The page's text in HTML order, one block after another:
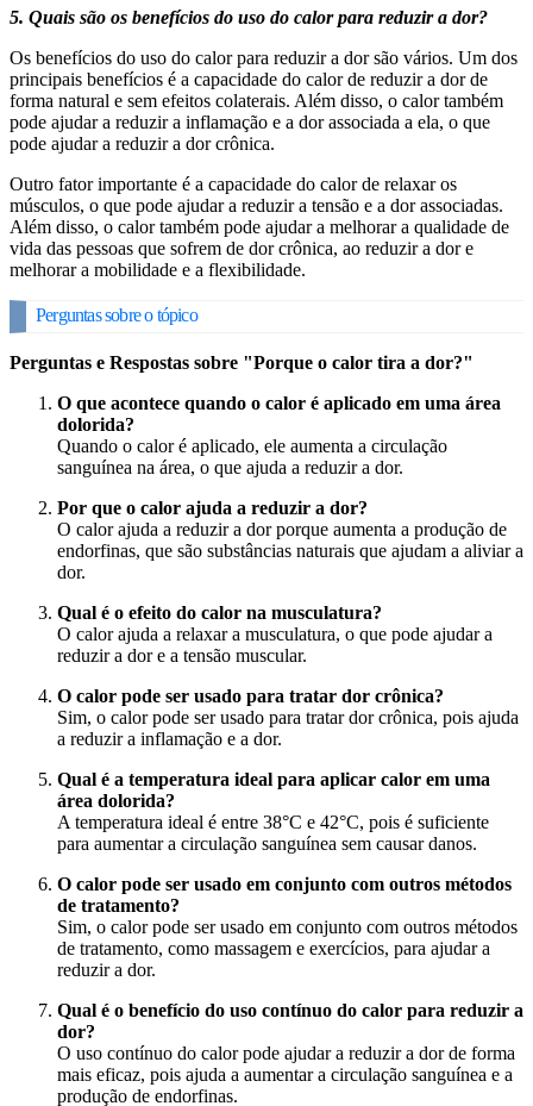
5. Quais são os benefícios do uso do calor para reduzir a dor?
Os benefícios do uso do calor para reduzir a dor são vários. Um dos
principais benefícios é a capacidade do calor de reduzir a dor de
forma natural e sem efeitos colaterais. Além disso, o calor também
pode ajudar a reduzir a inflamação e a dor associada a ela, o que
pode ajudar a reduzir a dor crônica.
Outro fator importante é a capacidade do calor de relaxar os
músculos, o que pode ajudar a reduzir a tensão e a dor associadas.
Além disso, o calor também pode ajudar a melhorar a qualidade de
vida das pessoas que sofrem de dor crônica, ao reduzir a dor e
melhorar a mobilidade e a flexibilidade.
Perguntas sobre o tópico
Perguntas e Respostas sobre "Porque o calor tira a dor?"
O que acontece quando o calor é aplicado em uma área
dolorida?
Quando o calor é aplicado, ele aumenta a circulação
sanguínea na área, o que ajuda a reduzir a dor.
Por que o calor ajuda a reduzir a dor?
O calor ajuda a reduzir a dor porque aumenta a produção de
endorfinas, que são substâncias naturais que ajudam a aliviar a
dor.
Qual é o efeito do calor na musculatura?
O calor ajuda a relaxar a musculatura, o que pode ajudar a
reduzir a dor e a tensão muscular.
O calor pode ser usado para tratar dor crônica?
Sim, o calor pode ser usado para tratar dor crônica, pois ajuda
a reduzir a inflamação e a dor.
Qual é a temperatura ideal para aplicar calor em uma
área dolorida?
A temperatura ideal é entre 38°C e 42°C, pois é suficiente
para aumentar a circulação sanguínea sem causar danos.
O calor pode ser usado em conjunto com outros métodos
de tratamento?
Sim, o calor pode ser usado em conjunto com outros métodos
de tratamento, como massagem e exercícios, para ajudar a
reduzir a dor.
Qual é o benefício do uso contínuo do calor para reduzir a
dor?
O uso contínuo do calor pode ajudar a reduzir a dor de forma
mais eficaz, pois ajuda a aumentar a circulação sanguínea e a
produção de endorfinas.